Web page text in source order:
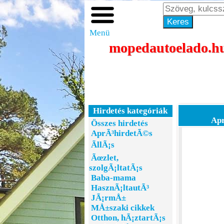
Menü
Hirdetés kategóriák
Összes hirdetés
AprÃ³hirdetÃ©s
ÃllÃ¡s
Ãœzlet,
szolgÃ¡ltatÃ¡s
Baba-mama
HasznÃ¡ltautÃ³
JÃ¡rmÅ±
MÅ±szaki cikkek
Otthon, hÃ¡ztartÃ¡s